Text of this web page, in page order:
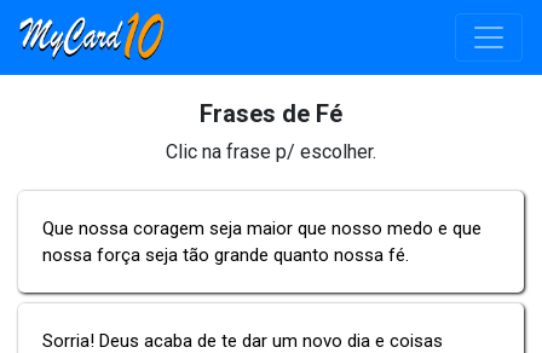
Frases de Fé
Clic na frase p/ escolher.
Que nossa coragem seja maior que nosso medo e que
nossa força seja tão grande quanto nossa fé.
Sorria! Deus acaba de te dar um novo dia e coisas